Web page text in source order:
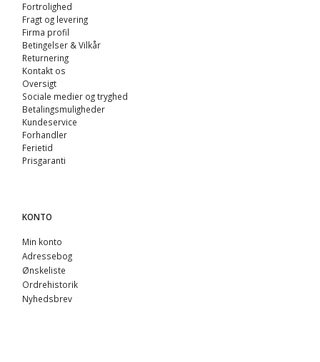
Fortrolighed
Fragt og levering
Firma profil
Betingelser & Vilkår
Returnering
Kontakt os
Oversigt
Sociale medier og tryghed
Betalingsmuligheder
Kundeservice
Forhandler
Ferietid
Prisgaranti
KONTO
Min konto
Adressebog
Ønskeliste
Ordrehistorik
Nyhedsbrev